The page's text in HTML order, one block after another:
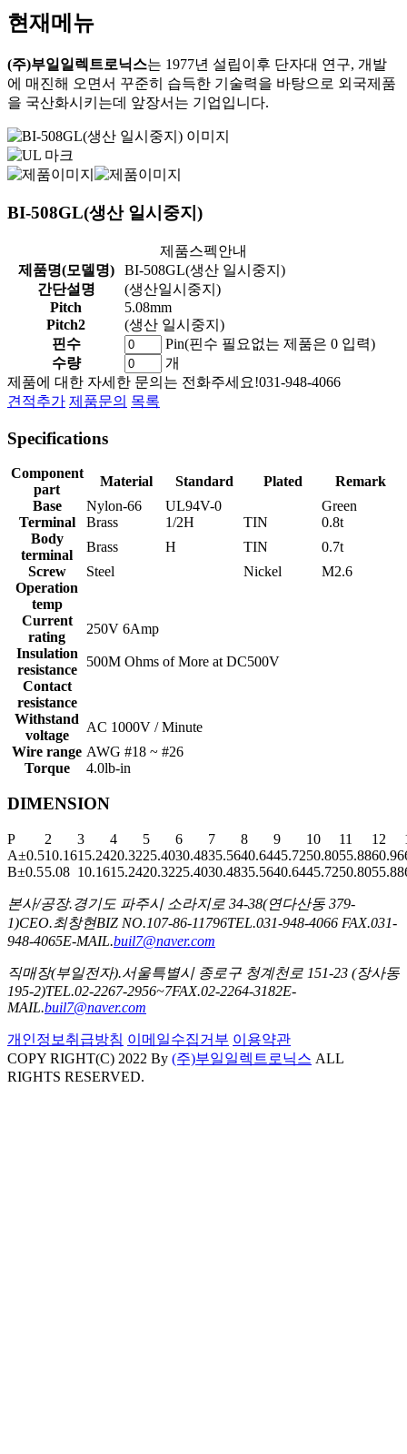
현재메뉴
(주)부일일렉트로닉스는 1977년 설립이후 단자대 연구, 개발
에 매진해 오면서 꾸준히 습득한 기술력을 바탕으로 외국제품
을 국산화시키는데 앞장서는 기업입니다.
BI-508GL(생산 일시중지)
제품스펙안내
제품명(모델명)
BI-508GL(생산 일시중지)
간단설명
(생산일시중지)
Pitch
5.08mm
Pitch2
(생산 일시중지)
핀수
Pin(핀수 필요없는 제품은 0 입력)
수량
개
제품에 대한 자세한 문의는 전화주세요!031-948-4066
견적추가 제품문의 목록
Specifications
Component
part
Material Standard Plated
Remark
Base
Nylon-66 UL94V-0
Green
Terminal
Brass 1/2H TIN
0.8t
Body
terminal
Brass H TIN
0.7t
Screw
Steel Nickel
M2.6
Operation
temp
Current
rating
250V 6Amp
Insulation
resistance
500M Ohms of More at DC500V
Contact
resistance
Withstand
voltage
AC 1000V / Minute
Wire range AWG #18 ~ #26
Torque
4.0lb-in
DIMENSION
P 2 3 4 5 6 7 8 9 10 11 12
A±0.510.1615.2420.3225.4030.4835.5640.6445.7250.8055.8860.96
B±0.55.08 10.1615.2420.3225.4030.4835.5640.6445.7250.8055.88
본사/공장.경기도 파주시 소라지로 34-38(연다산동 379-
1)CEO.최창현BIZ NO.107-86-11796TEL.031-948-4066 FAX.031-
948-4065E-MAIL.buil7@naver.com
직매장(부일전자).서울특별시 종로구 청계천로 151-23 (장사동
195-2)TEL.02-2267-2956~7FAX.02-2264-3182E-
MAIL.buil7@naver.com
개인정보취급방침 이메일수집거부 이용약관
COPY RIGHT(C) 2022 By (주)부일일렉트로닉스 ALL
RIGHTS RESERVED.